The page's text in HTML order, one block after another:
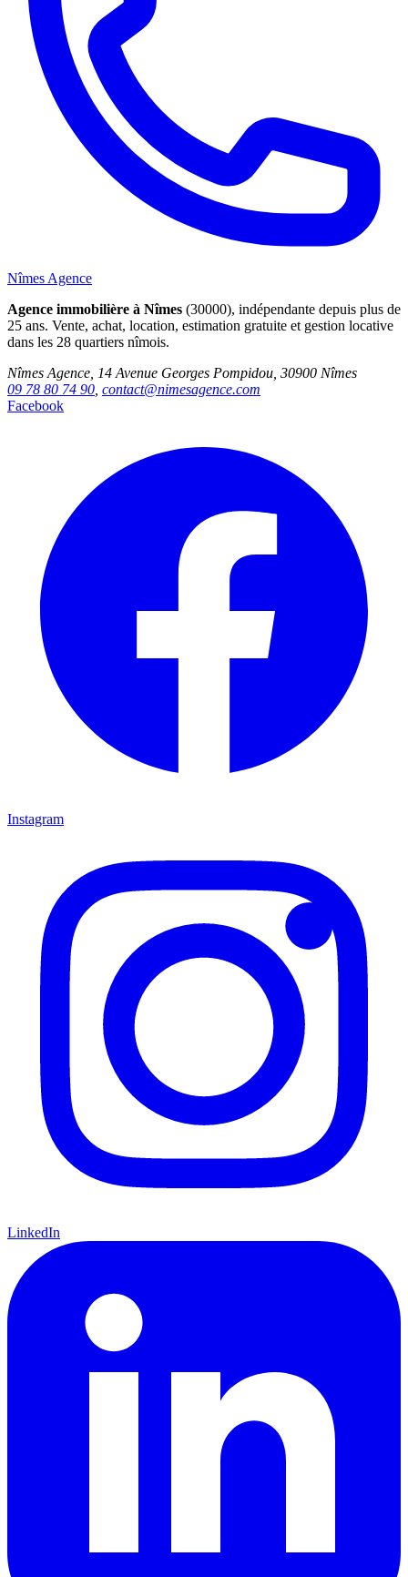
Nîmes Agence
Agence immobilière à Nîmes (30000), indépendante depuis plus de
25 ans. Vente, achat, location, estimation gratuite et gestion locative
dans les 28 quartiers nîmois.
Nîmes Agence, 14 Avenue Georges Pompidou, 30900 Nîmes
09 78 80 74 90 contact@nimesagence.com
Facebook
Instagram
LinkedIn